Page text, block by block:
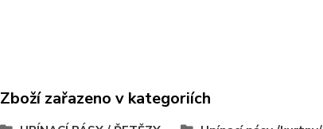
Zboží zařazeno v kategoriích